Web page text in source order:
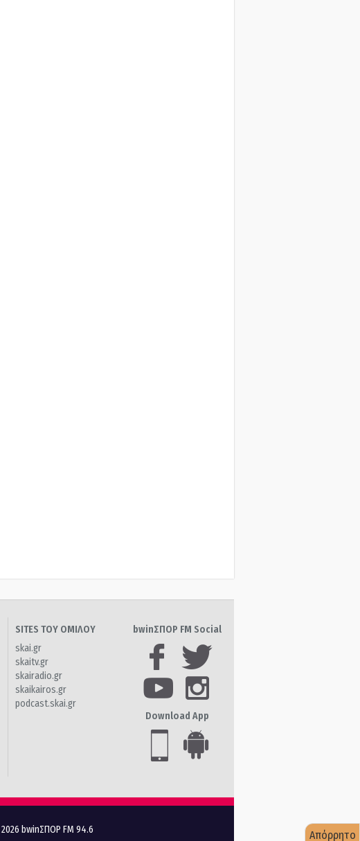
SITES ΤΟΥ ΟΜΙΛΟΥ
skai.gr
skaitv.gr
skairadio.gr
skaikairos.gr
podcast.skai.gr
bwinΣΠΟΡ FM Social
Download App
2026 bwinΣΠΟΡ FM 94.6 Απόρρητο